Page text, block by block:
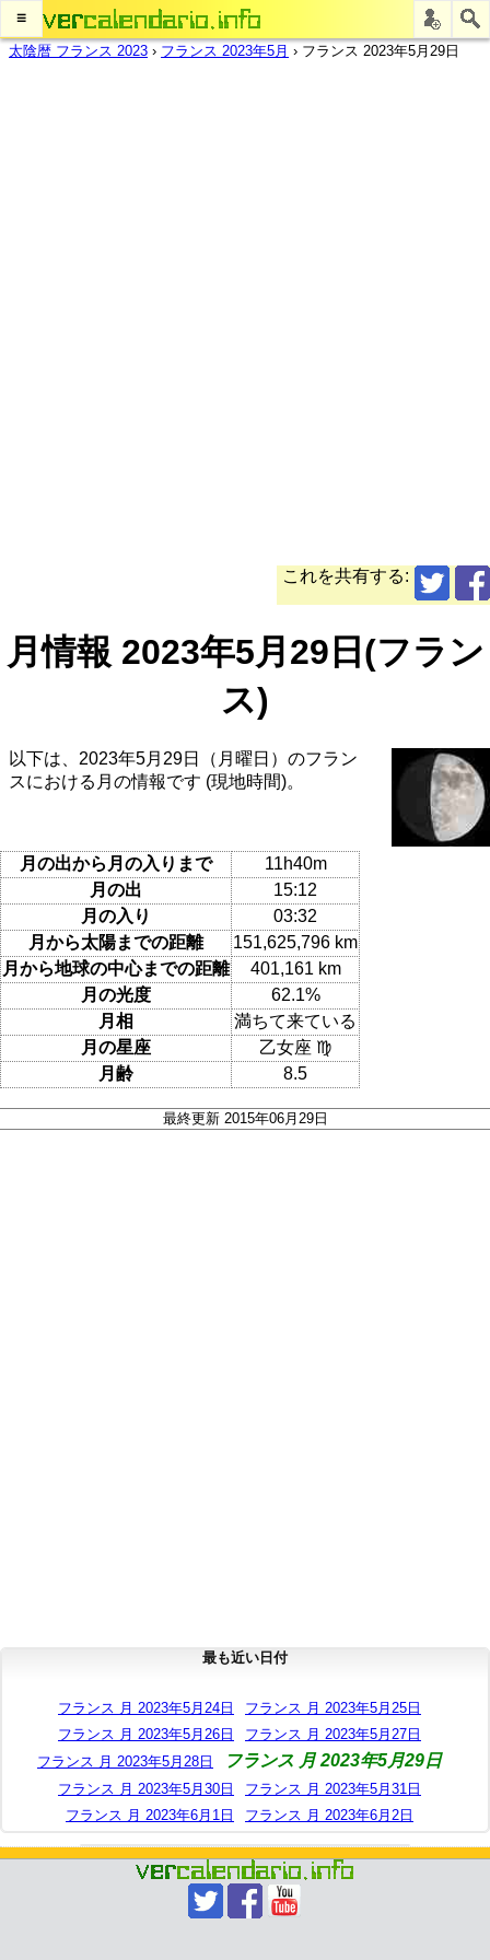
≡
太陰暦 フランス 2023 › フランス 2023年5月 › フランス 2023年5月29日
これを共有する:
月情報 2023年5月29日(フラン
ス)
以下は、2023年5月29日（月曜日）のフラン
スにおける月の情報です (現地時間)。
月の出から月の入りまで
11h40m
月の出
15:12
月の入り
03:32
月から太陽までの距離
151,625,796 km
月から地球の中心までの距離
401,161 km
月の光度
62.1%
月相
満ちて来ている
月の星座
乙女座 ♍
月齢
8.5
最終更新 2015年06月29日
最も近い日付
フランス 月 2023年5月24日
フランス 月 2023年5月25日
フランス 月 2023年5月26日
フランス 月 2023年5月27日
フランス 月 2023年5月28日
フランス 月 2023年5月29日
フランス 月 2023年5月30日
フランス 月 2023年5月31日
フランス 月 2023年6月1日
フランス 月 2023年6月2日